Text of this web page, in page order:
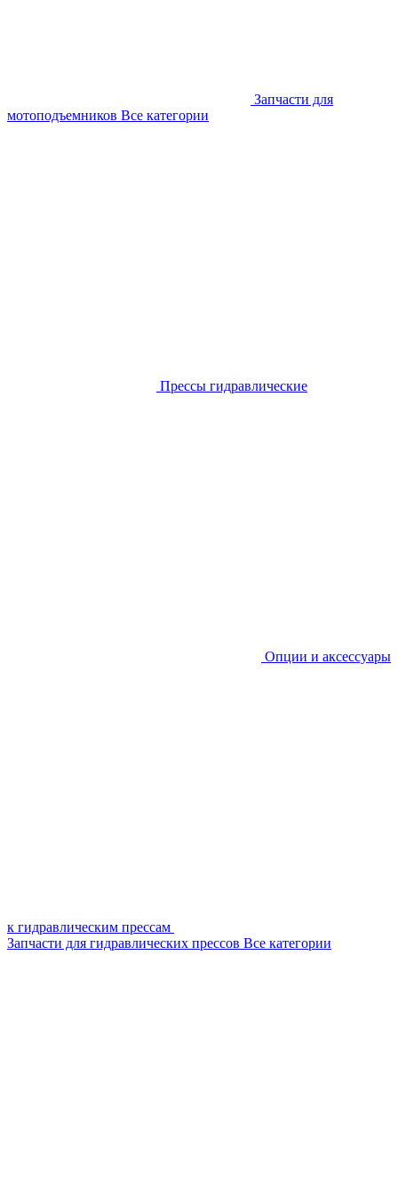
Запчасти для
мотоподъемников Все категории
Прессы гидравлические
Опции и аксессуары
к гидравлическим прессам
Запчасти для гидравлических прессов Все категории